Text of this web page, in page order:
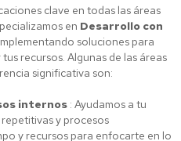
clave en todas las áreas
en Desarrollo con
soluciones para
recursos. Algunas de las áreas
significativa son:
internos : Ayudamos a tu
y procesos
y recursos para enfocarte en lo